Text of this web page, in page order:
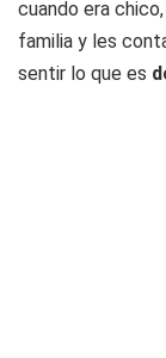
cuando era
familia y les
sentir lo que es